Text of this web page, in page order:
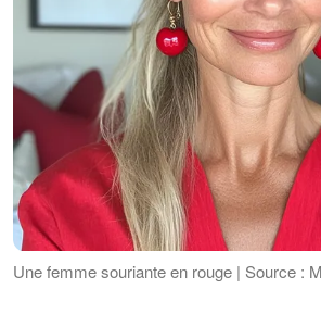
Une femme souriante en rouge | Source :